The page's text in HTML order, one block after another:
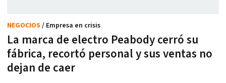
La marca de electro Peabody cerró su
fábrica, recortó personal y sus ventas no
dejan de caer
NEGOCIOS / Empresa en crisis